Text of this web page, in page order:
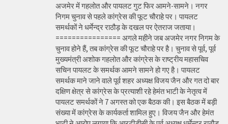
अजमेर में गहलोत और पायलट गुट फिर आमने-सामने। नगर
निगम चुनाव से पहले कांग्रेस की फूट चौराहे पर। पायलट
समर्थकों ने धर्मेन्द्र राठौड़ के दखल पर ऐतराज जताया।
================ अगले महीने जब अजमेर नगर निगम के
चुनाव होने हैं, तब कांग्रेस की फूट चौराहे पर है। चुनाव से पूर्व, पूर्व
मुख्यमंत्री अशोक गहलोत और कांग्रेस के राष्ट्रीय महासचिव
सचिन पायलट के समर्थक आमने सामने हो गए है। पायलट
समर्थक माने जाने वाले पूर्व शहर अध्यक्ष विजय जैन और गत दो बार
दक्षिण क्षेत्र से कांग्रेस के प्रत्याशी रहे हेमंत भाटी के नेतृत्व में
पायलट समर्थकों ने 7 अगस्त को एक बैठक की। इस बैठक में बड़ी
संख्या में कांग्रेस के कार्यकर्ता शामिल हुए। विजय जैन और हेमंत